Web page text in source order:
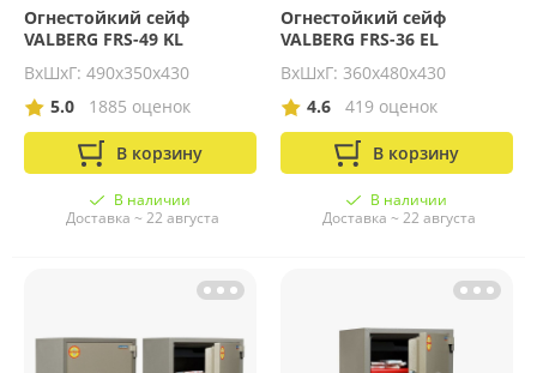
Огнестойкий сейф
VALBERG FRS-49 KL
ВхШхГ: 490х350х430
5.0
1885 оценок
В корзину
В наличии
Доставка ~ 22 августа
Огнестойкий сейф
VALBERG FRS-36 EL
ВхШхГ: 360х480х430
4.6
419 оценок
В корзину
В наличии
Доставка ~ 22 августа